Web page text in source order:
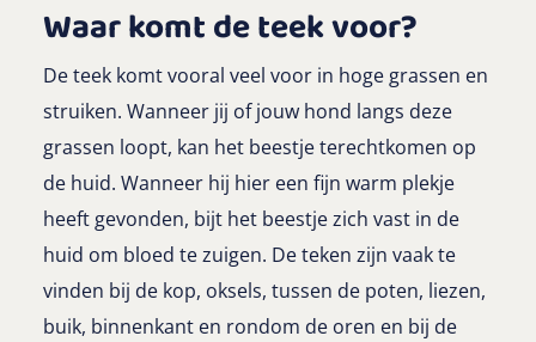
Waar komt de teek voor?
De teek komt vooral veel voor in hoge grassen en
struiken. Wanneer jij of jouw hond langs deze
grassen loopt, kan het beestje terechtkomen op
de huid. Wanneer hij hier een fijn warm plekje
heeft gevonden, bijt het beestje zich vast in de
huid om bloed te zuigen. De teken zijn vaak te
vinden bij de kop, oksels, tussen de poten, liezen,
buik, binnenkant en rondom de oren en bij de